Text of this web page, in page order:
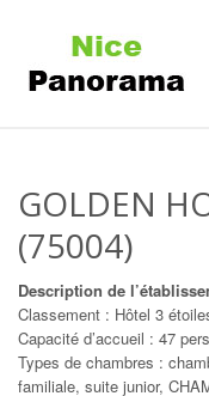
GOLDEN
(75004)
Description de
Classement : Hôtel 3
Capacité d’accueil : 47
Types de chambres :
familiale, suite junior,